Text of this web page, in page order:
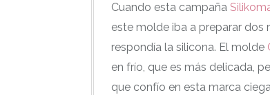
Cuando esta campaña
este molde iba a preparar dos
respondía la silicona. El molde
en frío, que es más delicada,
que confío en esta marca